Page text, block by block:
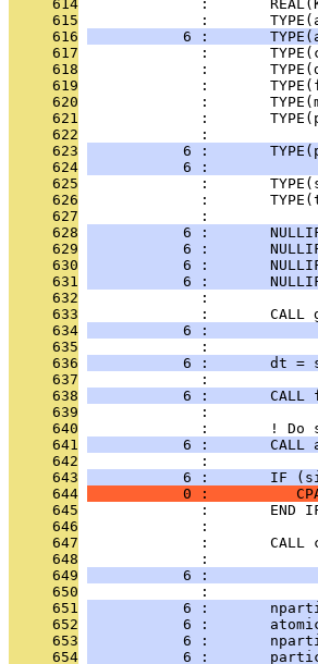
     614
:
     615
:
     616
6 :
     617
:
     618
:
     619
:
     620
:
     621
:
     622
:
     623
6 :
     624
6 :
     625
:
     626
:
     627
              :
     628
6 :
     629
6 :
     630
6 :
     631
6 :
     632
              :
     633
:       CALL
     634
6 :
     635
              :
     636
6 :       dt =
     637
              :
     638
6 :       CALL
     639
              :
     640
:       ! Do
     641
6 :       CALL
     642
              :
     643
6 :       IF
     644
0 :
     645
:       END
     646
              :
     647
:       CALL
     648
:
     649
6 :
     650
              :
     651
6 :
     652
6 :
     653
6 :
     654
6 :